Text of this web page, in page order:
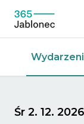
Śr 2. 12. 2026